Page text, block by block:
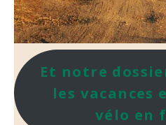
Et notre
les vacances
vélo en